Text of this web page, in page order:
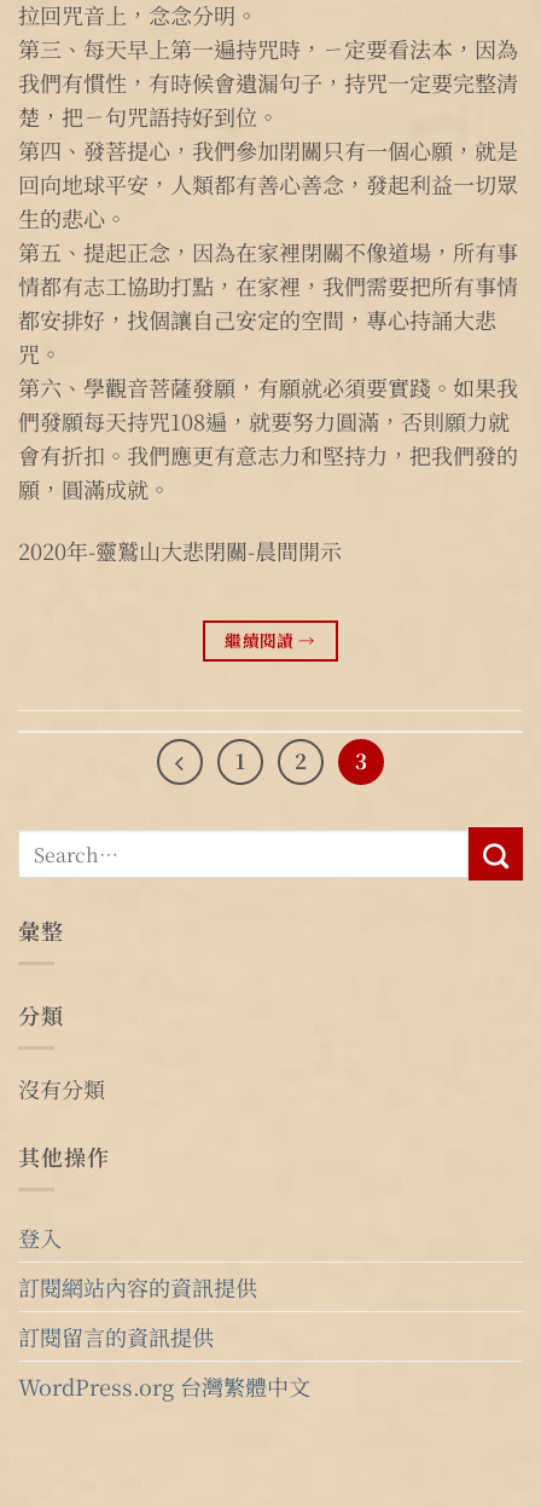
拉回咒音上，念念分明。
第三、每天早上第一遍持咒時，ㄧ定要看法本，因為
我們有慣性，有時候會遺漏句子，持咒一定要完整清
楚，把ㄧ句咒語持好到位。
第四、發菩提心，我們參加閉關只有一個心願，就是
回向地球平安，人類都有善心善念，發起利益一切眾
生的悲心。
第五、提起正念，因為在家裡閉關不像道場，所有事
情都有志工協助打點，在家裡，我們需要把所有事情
都安排好，找個讓自己安定的空間，專心持誦大悲
咒。
第六、學觀音菩薩發願，有願就必須要實踐。如果我
們發願每天持咒108遍，就要努力圓滿，否則願力就
會有折扣。我們應更有意志力和堅持力，把我們發的
願，圓滿成就。
2020年-靈鷲山大悲閉關-晨間開示
繼續閱讀→
1 2 3
彙整
分類
沒有分類
其他操作
登入
訂閱網站內容的資訊提供
訂閱留言的資訊提供
WordPress.org 台灣繁體中文